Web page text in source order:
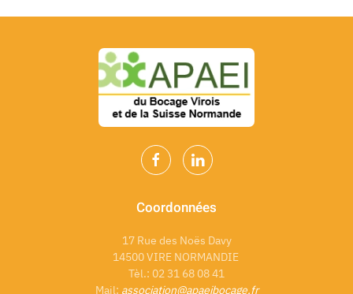
Coordonnées
17 Rue des Noës Davy
14500 VIRE NORMANDIE
Tèl.: 02 31 68 08 41
Mail: association@apaeibocage.fr